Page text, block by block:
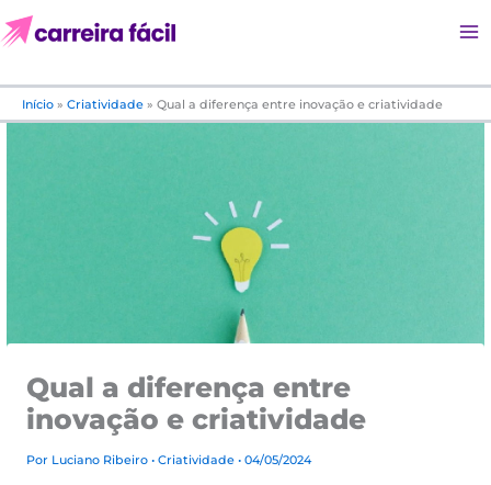
para
conteúdo
Início » Criatividade » Qual a diferença entre inovação e criatividade
Qual a diferença entre
inovação e criatividade
Por Luciano Ribeiro • Criatividade • 04/05/2024